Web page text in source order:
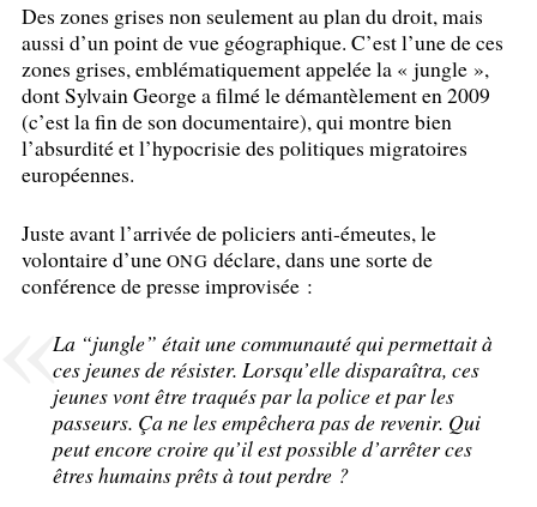
Des zones grises non seulement au plan du droit, mais
aussi d’un point de vue géographique. C’est l’une de ces
zones grises, emblématiquement appelée la « jungle »,
dont Sylvain George a filmé le démantèlement en 2009
(c’est la fin de son documentaire), qui montre bien
l’absurdité et l’hypocrisie des politiques migratoires
européennes.
Juste avant l’arrivée de policiers anti-émeutes, le
volontaire d’une ONG déclare, dans une sorte de
conférence de presse improvisée :
La “jungle” était une communauté qui permettait à
ces jeunes de résister. Lorsqu’elle disparaîtra, ces
jeunes vont être traqués par la police et par les
passeurs. Ça ne les empêchera pas de revenir. Qui
peut encore croire qu’il est possible d’arrêter ces
êtres humains prêts à tout perdre ?